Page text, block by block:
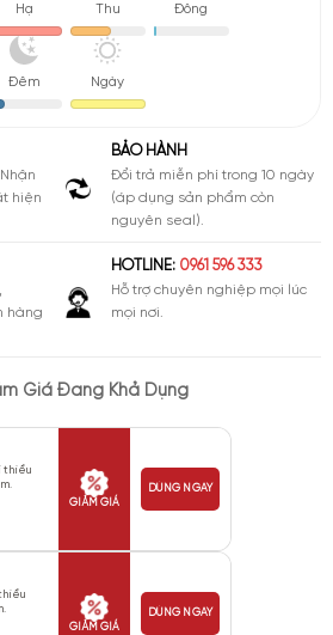
Hạ Thu Đông
Đêm Ngày
hiện
BẢO HÀNH
Đổi trả miễn phí trong 10 ngày
(áp dụng sản phẩm còn
nguyên seal).
hàng
HOTLINE: 0961 596 333
Hỗ trợ chuyên nghiệp mọi lúc
mọi nơi.
Giá Đang Khả Dụng
thiểu
GIẢM GIÁ
DÙNG NGAY
GIẢM GIÁ
DÙNG NGAY